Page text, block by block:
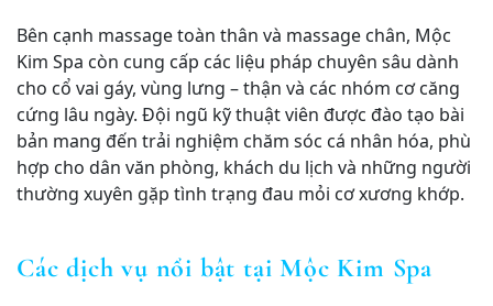
Bên cạnh massage toàn thân và massage chân, Mộc
Kim Spa còn cung cấp các liệu pháp chuyên sâu dành
cho cổ vai gáy, vùng lưng – thận và các nhóm cơ căng
cứng lâu ngày. Đội ngũ kỹ thuật viên được đào tạo bài
bản mang đến trải nghiệm chăm sóc cá nhân hóa, phù
hợp cho dân văn phòng, khách du lịch và những người
thường xuyên gặp tình trạng đau mỏi cơ xương khớp.
Các dịch vụ nổi bật tại Mộc Kim Spa